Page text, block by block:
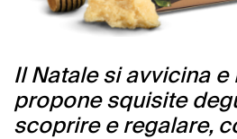
Il Natale si avvicina e
propone squisite
scoprire e regalare,